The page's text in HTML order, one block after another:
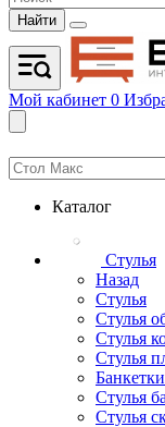
Найти
Мой кабинет 0
Каталог
Стулья
Назад
Стулья
Стулья
Стулья
Стулья
Стулья
Стулья